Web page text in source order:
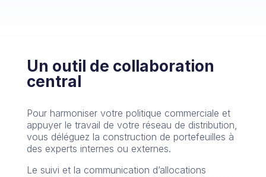
Un outil de collaboration
central
Pour harmoniser votre politique commerciale et
appuyer le travail de votre réseau de distribution,
vous déléguez la construction de portefeuilles à
des experts internes ou externes.
Le suivi et la communication d’allocations